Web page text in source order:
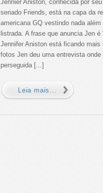
Jennier Aniston, conhecida por
seriado Friends, está na capa da
americana GQ vestindo nada além
listrada. A frase que anuncia Jen
Jennifer Aniston está ficando mais
fotos Jen deu uma entrevista
perseguida [...]
Leia mais...